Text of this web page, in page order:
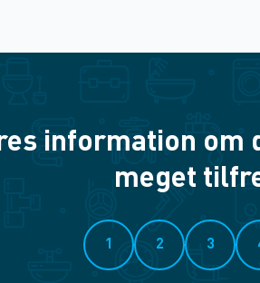
information om
meget
1 2 3